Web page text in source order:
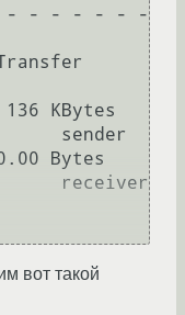
- - - - - -
KBytes
sender
Bytes
receiver
вот такой